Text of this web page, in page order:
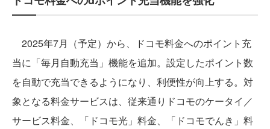
2025年7月（予定）から、ドコモ料金へのポイント充
当に「毎月自動充当」機能を追加。設定したポイント数
を自動で充当できるようになり、利便性が向上する。対
象となる料金サービスは、従来通りドコモのケータイ／
サービス料金、「ドコモ光」料金、「ドコモでんき」料